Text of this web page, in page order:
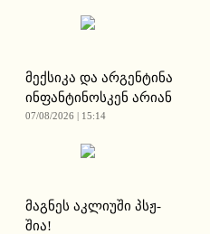
მექსიკა და არგენტინა
ინფანტინოსკენ არიან
07/08/2026 | 15:14
მაგნეს აკლიუში პსჟ-
შია!